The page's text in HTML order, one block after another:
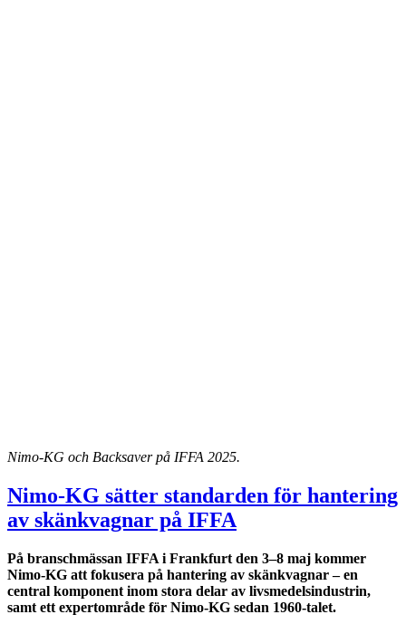
Nimo-KG och Backsaver på IFFA 2025.
Nimo-KG sätter standarden för hantering
av skänkvagnar på IFFA
På branschmässan IFFA i Frankfurt den 3–8 maj kommer
Nimo-KG att fokusera på hantering av skänkvagnar – en
central komponent inom stora delar av livsmedelsindustrin,
samt ett expertområde för Nimo-KG sedan 1960-talet.